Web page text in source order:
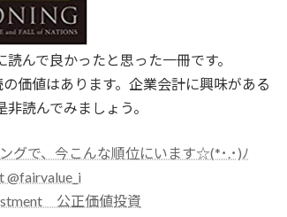
んで良かったと思った一冊です。
価値はあります。企業会計に興味がある
読んでみましょう。
グで、今こんな順位にいます☆(*･.･)ﾉ
@fairvalue_i
公正価値投資